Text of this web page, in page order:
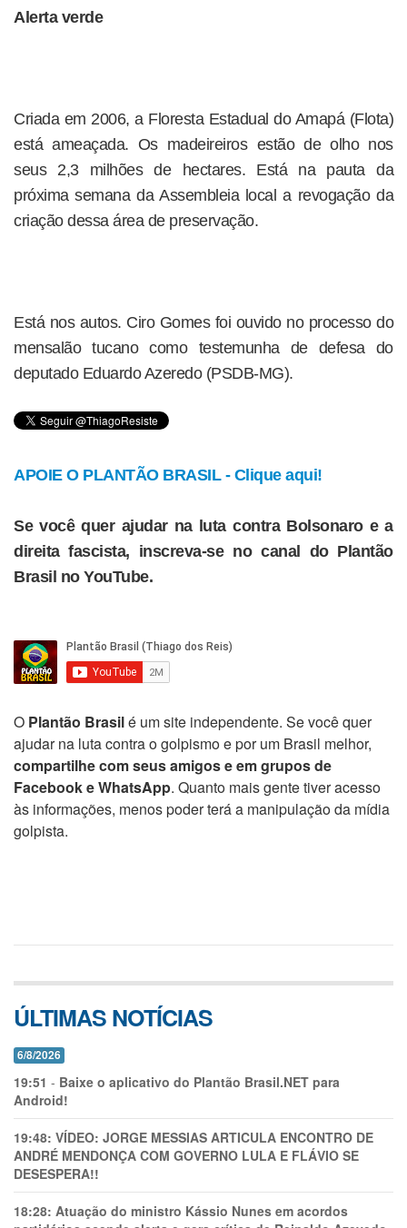
Alerta verde
Criada em 2006, a Floresta Estadual do Amapá (Flota)
está ameaçada. Os madeireiros estão de olho nos
seus 2,3 milhões de hectares. Está na pauta da
próxima semana da Assembleia local a revogação da
criação dessa área de preservação.
Está nos autos. Ciro Gomes foi ouvido no processo do
mensalão tucano como testemunha de defesa do
deputado Eduardo Azeredo (PSDB-MG).
APOIE O PLANTÃO BRASIL - Clique aqui!
Se você quer ajudar na luta contra Bolsonaro e a
direita fascista, inscreva-se no canal do Plantão
Brasil no YouTube.
O Plantão Brasilé um site independente. Se você quer
ajudar na luta contra o golpismo e por um Brasil melhor,
compartilhe com seus amigos e em grupos de
Facebook e WhatsApp. Quanto mais gente tiver acesso
às informações, menos poder terá a manipulação da mídia
golpista.
ÚLTIMAS NOTÍCIAS
6/8/2026
19:51 - Baixe o aplicativo do Plantão Brasil.NET para
Android!
19:48: VÍDEO: JORGE MESSIAS ARTICULA ENCONTRO DE
ANDRÉ MENDONÇA COM GOVERNO LULA E FLÁVIO SE
DESESPERA!!
18:28: Atuação do ministro Kássio Nunes em acordos